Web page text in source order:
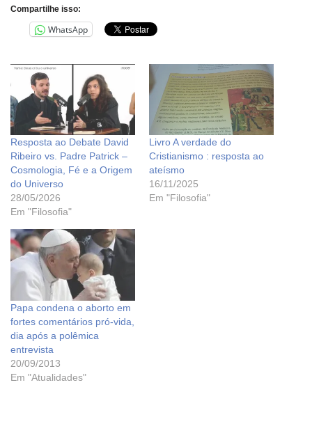
Compartilhe isso:
WhatsApp
Resposta ao Debate David
Ribeiro vs. Padre Patrick –
Cosmologia, Fé e a Origem
do Universo
28/05/2026
Em "Filosofia"
Livro A verdade do
Cristianismo : resposta ao
ateísmo
16/11/2025
Em "Filosofia"
Papa condena o aborto em
fortes comentários pró-vida,
dia após a polêmica
entrevista
20/09/2013
Em "Atualidades"